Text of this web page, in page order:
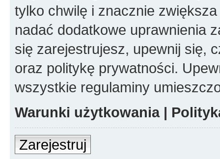
tylko chwilę i znacznie
nadać dodatkowe uprawnienia
się zarejestrujesz, upewnij się,
oraz politykę prywatności.
wszystkie regulaminy
Warunki użytkowania|
Zarejestruj